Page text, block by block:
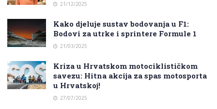
21/12/2025
Kako djeluje sustav bodovanja u F1:
Bodovi za utrke i sprintere Formule 1
21/03/2025
Kriza u Hrvatskom motociklističkom
savezu: Hitna akcija za spas motosporta
u Hrvatskoj!
27/07/2025